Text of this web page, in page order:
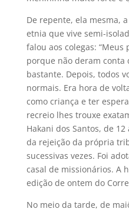
De repente, ela mesma,
etnia que vive semi-
falou aos colegas:
porque não deram conta
bastante. Depois, todos
normais. Era hora de
como criança e ter
recreio lhes trouxe
Hakani dos Santos, de
da rejeição da própria
sucessivas vezes. Foi
casal de missionários. A
edição de ontem do
No meio da tarde, de